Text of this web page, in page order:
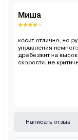
Миша
косит отлично, но
управления немного
дребезжит на
скорости. не
Написать отзыв